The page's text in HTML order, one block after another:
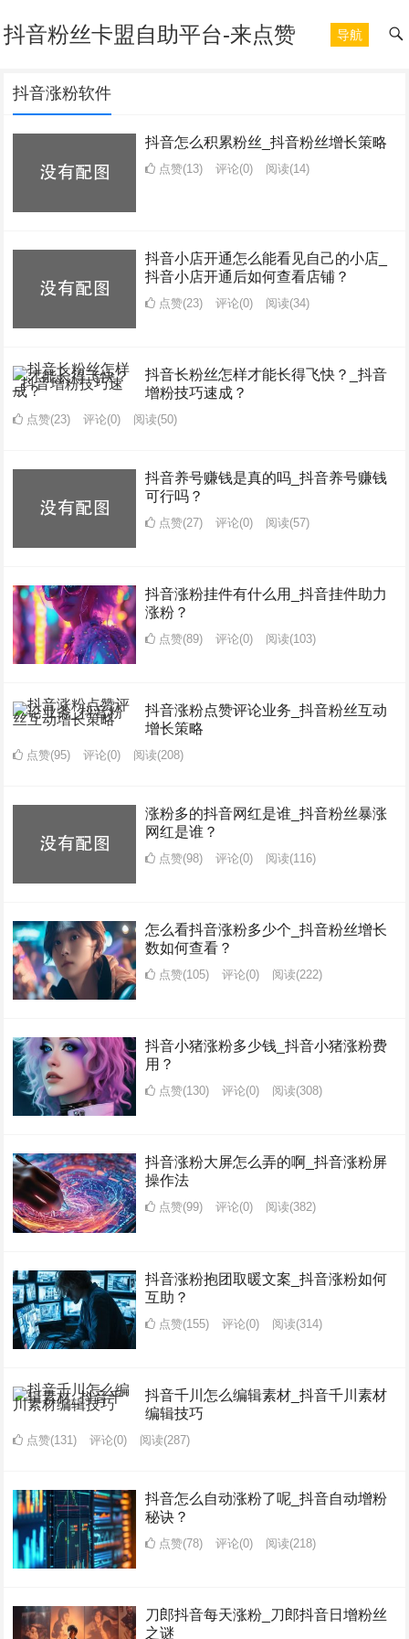
抖音粉丝卡盟自助平台-来点赞 导航
抖音涨粉软件
抖音怎么积累粉丝_抖音粉丝增长策略
点赞(13) 评论(0) 阅读(14)
抖音小店开通怎么能看见自己的小店_
抖音小店开通后如何查看店铺？
点赞(23) 评论(0) 阅读(34)
抖音长粉丝怎样才能长得飞快？_抖音
增粉技巧速成？
点赞(23) 评论(0) 阅读(50)
抖音养号赚钱是真的吗_抖音养号赚钱
可行吗？
点赞(27) 评论(0) 阅读(57)
抖音涨粉挂件有什么用_抖音挂件助力
涨粉？
点赞(89) 评论(0) 阅读(103)
抖音涨粉点赞评论业务_抖音粉丝互动
增长策略
点赞(95) 评论(0) 阅读(208)
涨粉多的抖音网红是谁_抖音粉丝暴涨
网红是谁？
点赞(98) 评论(0) 阅读(116)
怎么看抖音涨粉多少个_抖音粉丝增长
数如何查看？
点赞(105) 评论(0) 阅读(222)
抖音小猪涨粉多少钱_抖音小猪涨粉费
用？
点赞(130) 评论(0) 阅读(308)
抖音涨粉大屏怎么弄的啊_抖音涨粉屏
操作法
点赞(99) 评论(0) 阅读(382)
抖音涨粉抱团取暖文案_抖音涨粉如何
互助？
点赞(155) 评论(0) 阅读(314)
抖音千川怎么编辑素材_抖音千川素材
编辑技巧
点赞(131) 评论(0) 阅读(287)
抖音怎么自动涨粉了呢_抖音自动增粉
秘诀？
点赞(78) 评论(0) 阅读(218)
刀郎抖音每天涨粉_刀郎抖音日增粉丝
之谜